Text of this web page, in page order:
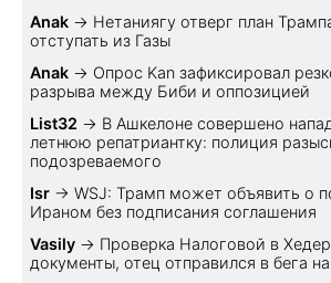
Anak → Нетаниягу отверг план
отступать из Газы
Anak → Опрос Kan зафиксировал
разрыва между Биби и оппозицией
List32 → В Ашкелоне совершено
летнюю репатриантку: полиция
подозреваемого
Isr → WSJ: Трамп может объявить о
Ираном без подписания соглашения
Vasily → Проверка Налоговой в
документы, отец отправился в бега